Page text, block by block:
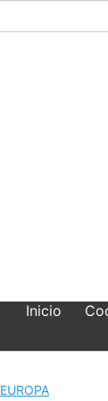
Inicio
EUROPA